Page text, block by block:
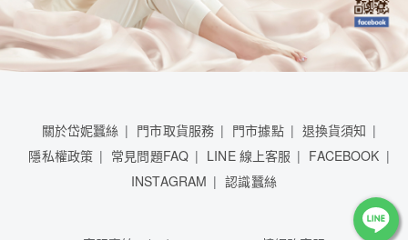
關於岱妮蠶絲 門市取貨服務 門市據點
退換貨須知
隱私權政策
常見問題FAQ LINE 線上客服
FACEBOOK
INSTAGRAM
認識蠶絲